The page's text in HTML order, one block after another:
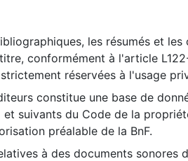
les résumés et
conformément à l'article
réservées à l'usage
constitue une base de
et suivants du Code de la
préalable de la BnF.
à des documents sonores